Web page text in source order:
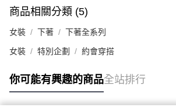
商品相關分類 (5)
女裝 下著 下著全系列
女裝 特別企劃 約會穿搭
你可能有興趣的商品全站排行